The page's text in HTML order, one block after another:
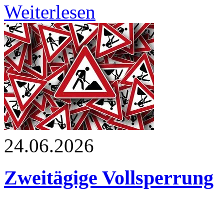
Weiterlesen
24.06.2026
Zweitägige Vollsperrung